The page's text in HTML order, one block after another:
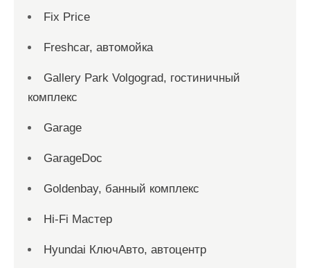
Fix Price
Freshcar, автомойка
Gallery Park Volgograd, гостиничный
комплекс
Garage
GarageDoc
Goldenbay, банный комплекс
Hi-Fi Мастер
Hyundai КлючАвто, автоцентр